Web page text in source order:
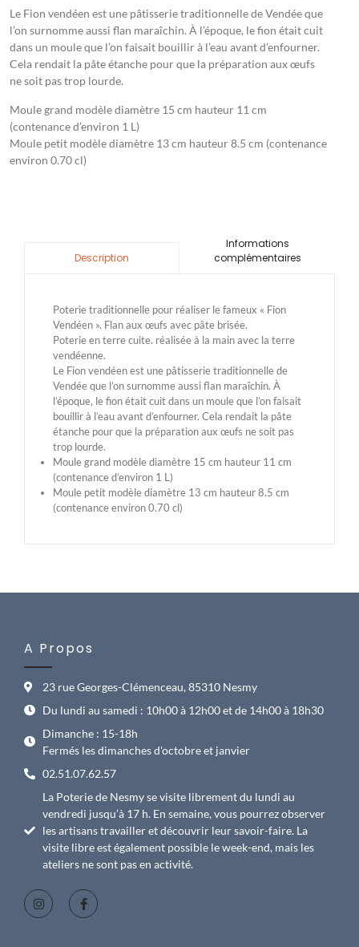
Le Fion vendéen est une pâtisserie traditionnelle de Vendée que
l’on surnomme aussi flan maraîchin. À l’époque, le fion était cuit
dans un moule que l’on faisait bouillir à l’eau avant d’enfourner.
Cela rendait la pâte étanche pour que la préparation aux œufs
ne soit pas trop lourde.
Moule grand modèle diamètre 15 cm hauteur 11 cm
(contenance d’environ 1 L)
Moule petit modèle diamètre 13 cm hauteur 8.5 cm (contenance
environ 0.70 cl)
Description
Informations
complémentaires
Poterie traditionnelle pour réaliser le fameux « Fion
Vendéen ». Flan aux œufs avec pâte brisée.
Poterie en terre cuite. réalisée à la main avec la terre
vendéenne.
Le Fion vendéen est une pâtisserie traditionnelle de
Vendée que l’on surnomme aussi flan maraîchin. À
l’époque, le fion était cuit dans un moule que l’on faisait
bouillir à l’eau avant d’enfourner. Cela rendait la pâte
étanche pour que la préparation aux œufs ne soit pas
trop lourde.
Moule grand modèle diamètre 15 cm hauteur 11 cm
(contenance d’environ 1 L)
Moule petit modèle diamètre 13 cm hauteur 8.5 cm
(contenance environ 0.70 cl)
A Propos
23 rue Georges-Clémenceau, 85310 Nesmy
Du lundi au samedi : 10h00 à 12h00 et de 14h00 à 18h30
Dimanche : 15-18h
Fermés les dimanches d'octobre et janvier
02.51.07.62.57
La Poterie de Nesmy se visite librement du lundi au
vendredi jusqu’à 17 h. En semaine, vous pourrez observer
les artisans travailler et découvrir leur savoir-faire. La
visite libre est également possible le week-end, mais les
ateliers ne sont pas en activité.